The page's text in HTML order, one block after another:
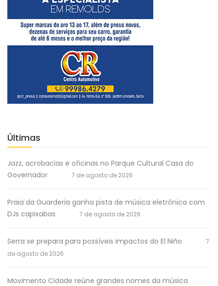
Últimas
Jazz, acrobacias e oficinas no Parque Cultural Casa do
Governador
7 de agosto de 2026
Praia da Guarderia ganha pista de música eletrônica com
DJs capixabas
7 de agosto de 2026
Serra se prepara para possíveis impactos do El Niño
7
de agosto de 2026
Movimento Cidade reúne grandes nomes da música